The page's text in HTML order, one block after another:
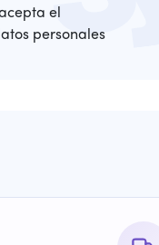
el
personales